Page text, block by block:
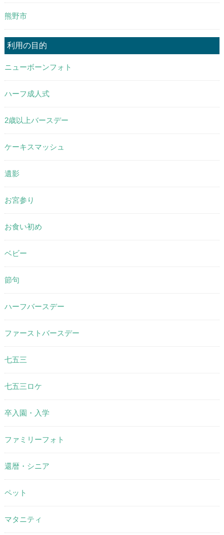
熊野市
利用の目的
ニューボーンフォト
ハーフ成人式
2歳以上バースデー
ケーキスマッシュ
遺影
お宮参り
お食い初め
ベビー
節句
ハーフバースデー
ファーストバースデー
七五三
七五三ロケ
卒入園・入学
ファミリーフォト
還暦・シニア
ペット
マタニティ